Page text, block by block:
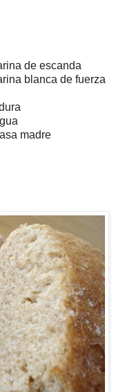
de escanda
blanca de fuerza
madre